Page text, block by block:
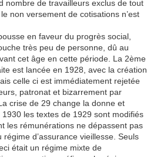
nombre de travailleurs exclus de tout
non versement de cotisations n’est
en faveur du progrès social,
très peu de personne, dû au
cet âge en cette période. La 2ème
est lancée en 1928, avec la création
celle ci est immédiatement rejetée
patronat et bizarrement par
crise de 29 change la donne et
1930 les textes de 1929 sont modifiés
les rémunérations ne dépassent pas
d’assurance vieillesse. Seuls
était un régime mixte de